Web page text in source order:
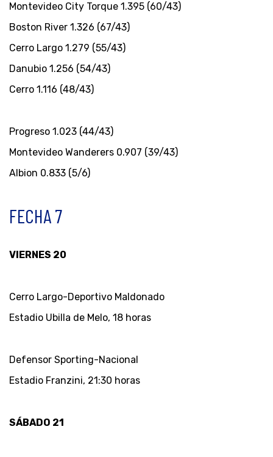
Montevideo City Torque 1.395 (60/43)
Boston River 1.326 (67/43)
Cerro Largo 1.279 (55/43)
Danubio 1.256 (54/43)
Cerro 1.116 (48/43)
Progreso 1.023 (44/43)
Montevideo Wanderers 0.907 (39/43)
Albion 0.833 (5/6)
FECHA 7
VIERNES 20
Cerro Largo-Deportivo Maldonado
Estadio Ubilla de Melo, 18 horas
Defensor Sporting-Nacional
Estadio Franzini, 21:30 horas
SÁBADO 21